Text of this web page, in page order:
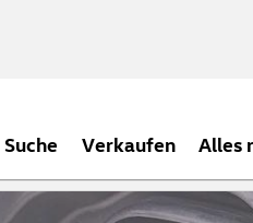
Suche Verkaufen Alles